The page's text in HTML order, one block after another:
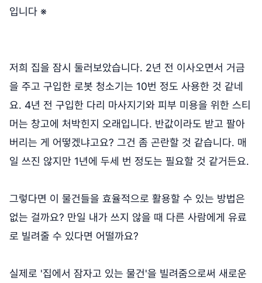
입니다 ※
저희 집을 잠시 둘러보았습니다. 2년 전 이사오면서 거금
을 주고 구입한 로봇 청소기는 10번 정도 사용한 것 같네
요. 4년 전 구입한 다리 마사지기와 피부 미용을 위한 스티
머는 창고에 처박힌지 오래입니다. 반값이라도 받고 팔아
버리는 게 어떻겠냐고요? 그건 좀 곤란할 것 같습니다. 매
일 쓰진 않지만 1년에 두세 번 정도는 필요할 것 같거든요.
그렇다면 이 물건들을 효율적으로 활용할 수 있는 방법은
없는 걸까요? 만일 내가 쓰지 않을 때 다른 사람에게 유료
로 빌려줄 수 있다면 어떨까요?
실제로 '집에서 잠자고 있는 물건'을 빌려줌으로써 새로운